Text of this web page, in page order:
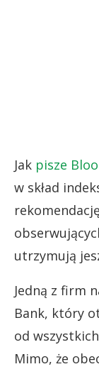
Jak pisze
w skład
utrzymują
Jedną z firm
Bank, który
od
Mimo, że